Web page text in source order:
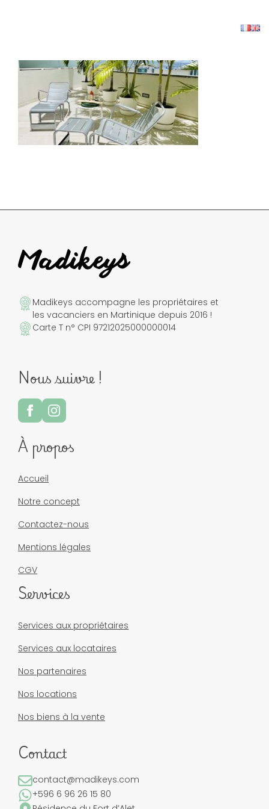
Madikeys accompagne les propriétaires et
les vacanciers en Martinique depuis 2016 !
Carte T n° CPI 97212025000000014
Nous suivre !
À propos
Accueil
Notre concept
Contactez-nous
Mentions légales
CGV
Services
Services aux propriétaires
Services aux locataires
Nos partenaires
Nos locations
Nos biens à la vente
Contact
contact@madikeys.com
+596 6 96 26 15 80